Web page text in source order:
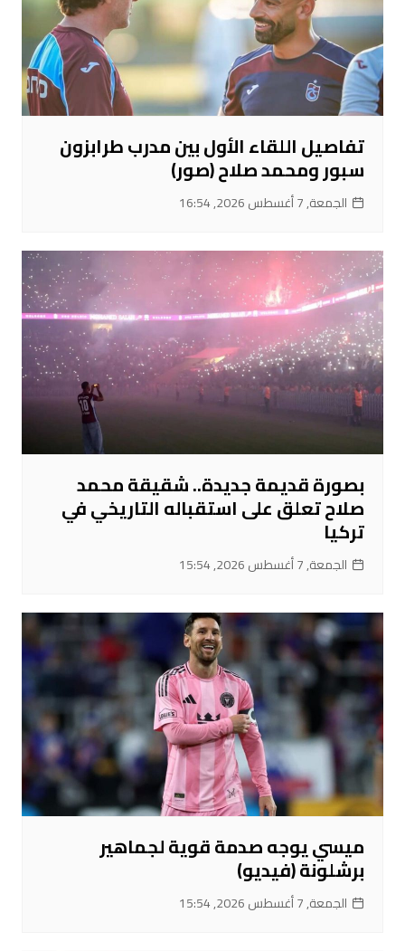
تفاصيل اللقاء الأول بين مدرب طرابزون
سبور ومحمد صلاح (صور)
الجمعة, 7 أغسطس 2026, 16:54
بصورة قديمة جديدة.. شقيقة محمد
صلاح تعلق على استقباله التاريخي في
تركيا
الجمعة, 7 أغسطس 2026, 15:54
ميسي يوجه صدمة قوية لجماهير
برشلونة (فيديو)
الجمعة, 7 أغسطس 2026, 15:54